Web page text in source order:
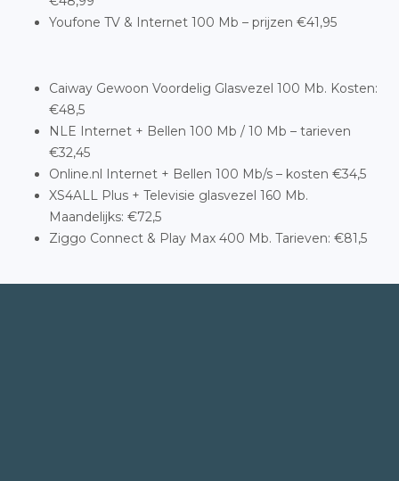
Youfone TV & Internet 100 Mb – prijzen €41,95
Caiway Gewoon Voordelig Glasvezel 100 Mb. Kosten:
€48,5
NLE Internet + Bellen 100 Mb / 10 Mb – tarieven
€32,45
Online.nl Internet + Bellen 100 Mb/s – kosten €34,5
XS4ALL Plus + Televisie glasvezel 160 Mb.
Maandelijks: €72,5
Ziggo Connect & Play Max 400 Mb. Tarieven: €81,5